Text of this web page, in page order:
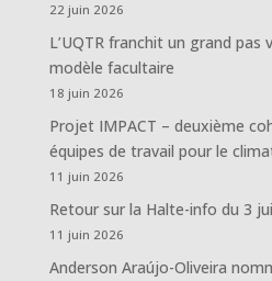
22 juin 2026
L’UQTR franchit un grand pas
modèle facultaire
18 juin 2026
Projet IMPACT – deuxième
équipes de travail pour le
11 juin 2026
Retour sur la Halte-info du 3
11 juin 2026
Anderson Araújo-Oliveira